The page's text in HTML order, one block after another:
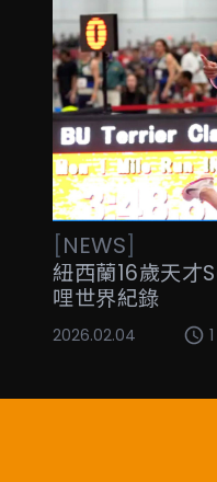
[NEWS]
紐西蘭16歲天才
哩世界紀錄
2026.02.04